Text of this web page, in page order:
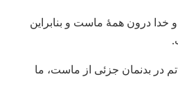
خدا درون همۀ ماست و بنابراین
در بدنمان جزئی از ماست، ما